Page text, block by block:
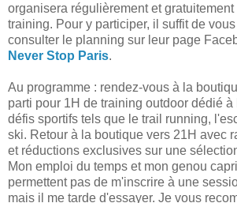
organisera régulièrement et
training. Pour y participer, il suffit de
consulter le planning sur leur page
Never Stop Paris.
Au programme : rendez-vous à la
parti pour 1H de training outdoor dédié
défis sportifs tels que le trail running,
ski. Retour à la boutique vers 21H avec
et réductions exclusives sur une
Mon emploi du temps et mon genou
permettent pas de m'inscrire à une
mais il me tarde d'essayer. Je vous